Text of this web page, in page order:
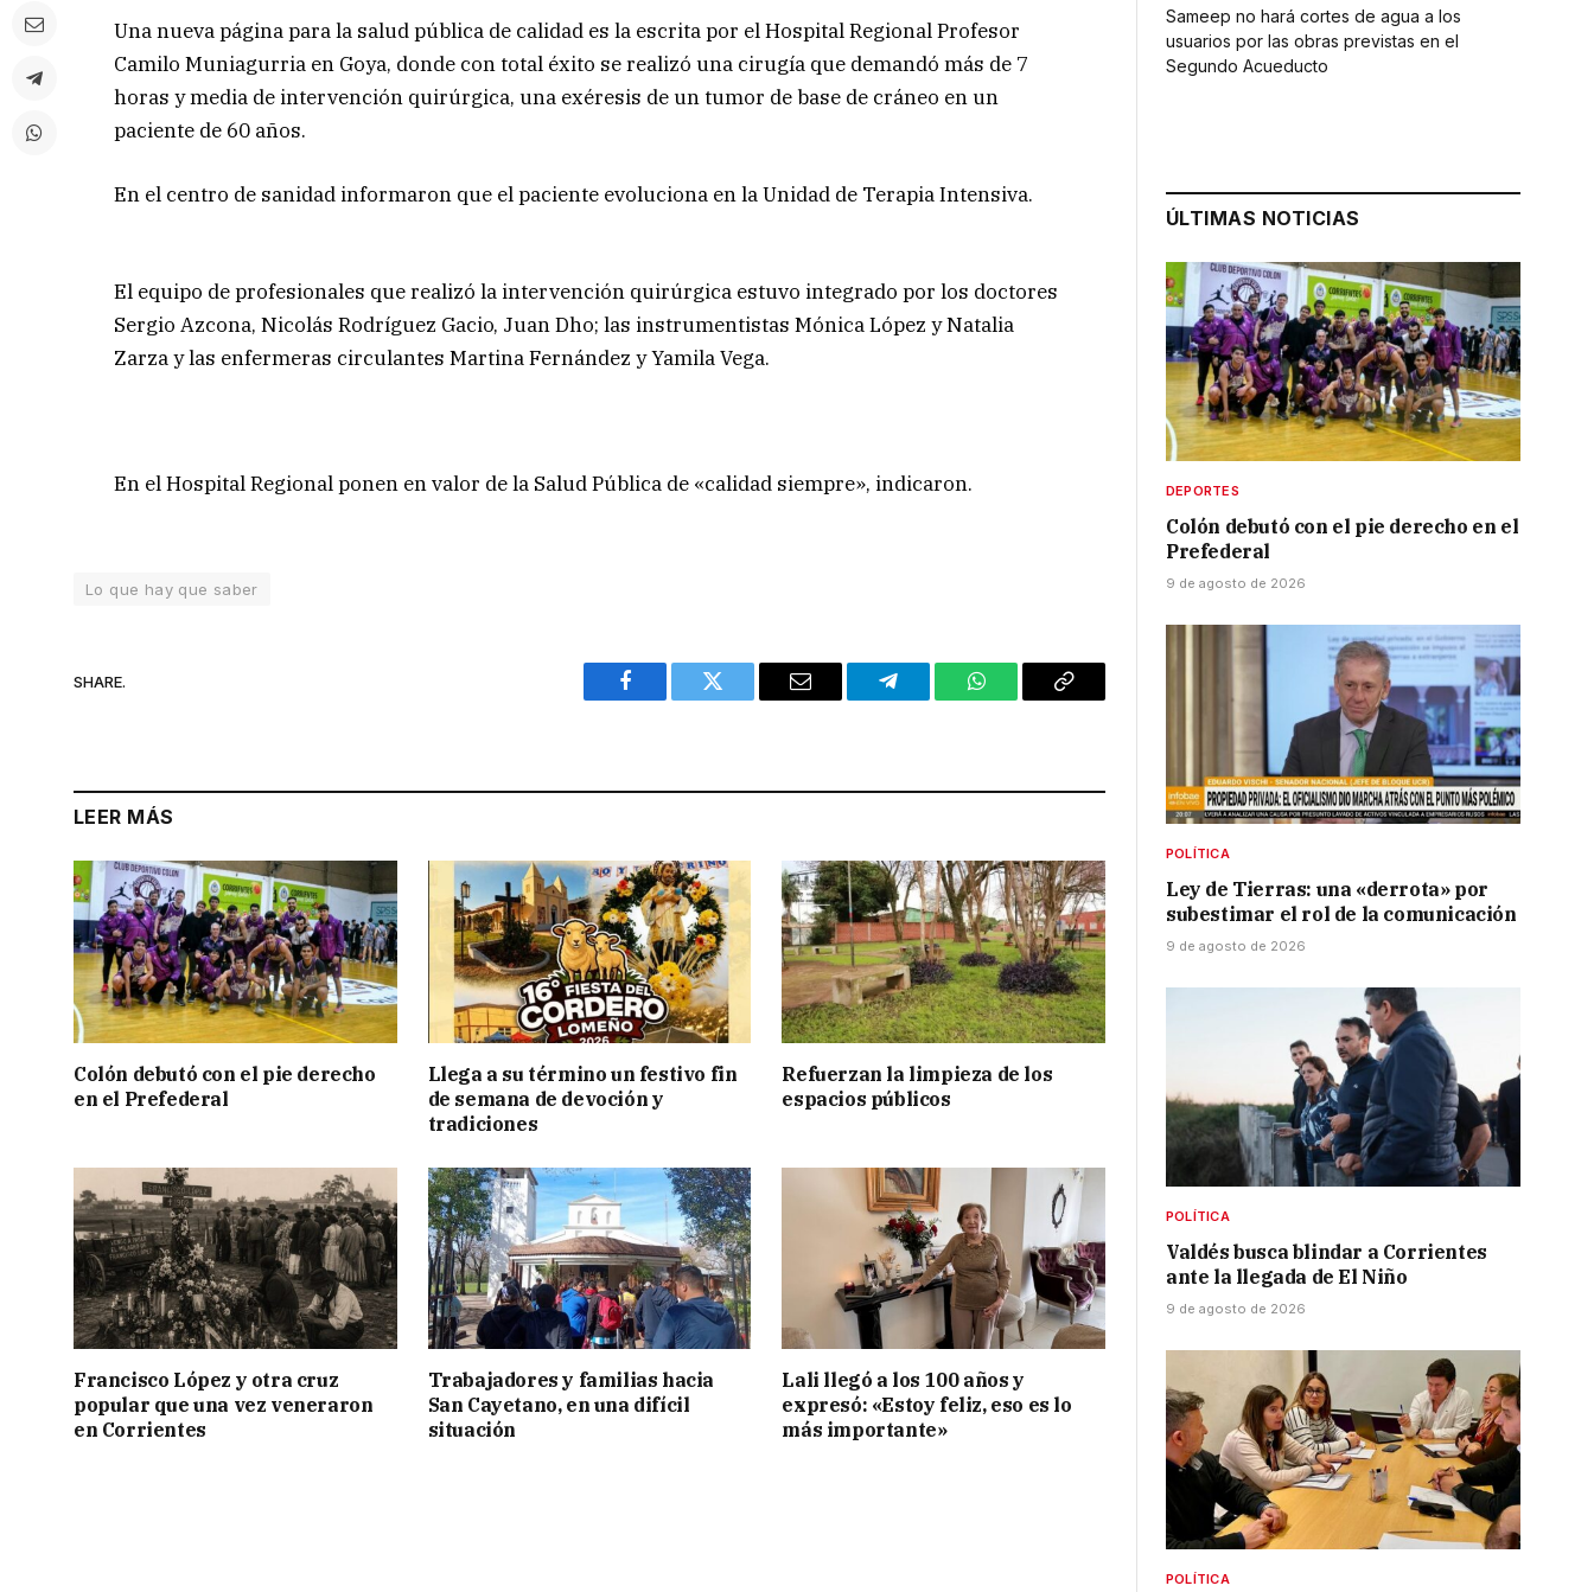
Una nueva página para la salud pública de calidad es la escrita por el Hospital Regional Profesor
Camilo Muniagurria en Goya, donde con total éxito se realizó una cirugía que demandó más de 7
horas y media de intervención quirúrgica, una exéresis de un tumor de base de cráneo en un
paciente de 60 años.
En el centro de sanidad informaron que el paciente evoluciona en la Unidad de Terapia Intensiva.
El equipo de profesionales que realizó la intervención quirúrgica estuvo integrado por los doctores
Sergio Azcona, Nicolás Rodríguez Gacio, Juan Dho; las instrumentistas Mónica López y Natalia
Zarza y las enfermeras circulantes Martina Fernández y Yamila Vega.
En el Hospital Regional ponen en valor de la Salud Pública de «calidad siempre», indicaron.
Lo que hay que saber
SHARE.
Facebook Twitter Email Telegram WhatsAppCopy
LEER MÁS
Colón debutó con el pie derecho
en el Prefederal
Llega a su término un festivo fin
de semana de devoción y
tradiciones
Refuerzan la limpieza de los
espacios públicos
Francisco López y otra cruz
popular que una vez veneraron
en Corrientes
Trabajadores y familias hacia
San Cayetano, en una difícil
situación
Lali llegó a los 100 años y
expresó: «Estoy feliz, eso es lo
más importante»
Sameep no hará cortes de agua a los
usuarios por las obras previstas en el
Segundo Acueducto
ÚLTIMAS NOTICIAS
DEPORTES
Colón debutó con el pie derecho en el
Prefederal
9 de agosto de 2026
POLÍTICA
Ley de Tierras: una «derrota» por
subestimar el rol de la comunicación
9 de agosto de 2026
POLÍTICA
Valdés busca blindar a Corrientes
ante la llegada de El Niño
9 de agosto de 2026
POLÍTICA